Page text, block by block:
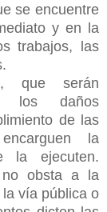
se encuentre
y en la
trabajos, las
que serán
los daños
de las
la
ejecuten.
no obsta a la
vía pública o